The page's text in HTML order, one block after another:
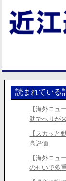
読まれている
【海外ニュ
助でヘリが
【スカッと
高評価
【海外ニュ
のせいで多